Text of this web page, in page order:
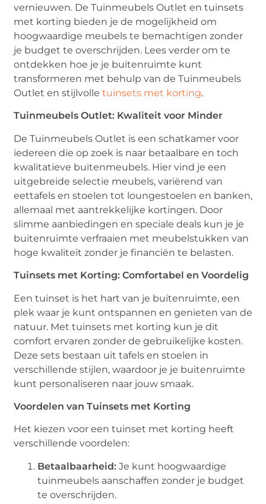
vernieuwen. De Tuinmeubels Outlet en tuinsets
met korting bieden je de mogelijkheid om
hoogwaardige meubels te bemachtigen zonder
je budget te overschrijden. Lees verder om te
ontdekken hoe je je buitenruimte kunt
transformeren met behulp van de Tuinmeubels
Outlet en stijlvolletuinsets met korting.
Tuinmeubels Outlet: Kwaliteit voor Minder
De Tuinmeubels Outlet is een schatkamer voor
iedereen die op zoek is naar betaalbare en toch
kwalitatieve buitenmeubels. Hier vind je een
uitgebreide selectie meubels, variërend van
eettafels en stoelen tot loungestoelen en banken,
allemaal met aantrekkelijke kortingen. Door
slimme aanbiedingen en speciale deals kun je je
buitenruimte verfraaien met meubelstukken van
hoge kwaliteit zonder je financiën te belasten.
Tuinsets met Korting: Comfortabel en Voordelig
Een tuinset is het hart van je buitenruimte, een
plek waar je kunt ontspannen en genieten van de
natuur. Met tuinsets met korting kun je dit
comfort ervaren zonder de gebruikelijke kosten.
Deze sets bestaan uit tafels en stoelen in
verschillende stijlen, waardoor je je buitenruimte
kunt personaliseren naar jouw smaak.
Voordelen van Tuinsets met Korting
Het kiezen voor een tuinset met korting heeft
verschillende voordelen:
Betaalbaarheid: Je kunt hoogwaardige
tuinmeubels aanschaffen zonder je budget
te overschrijden.